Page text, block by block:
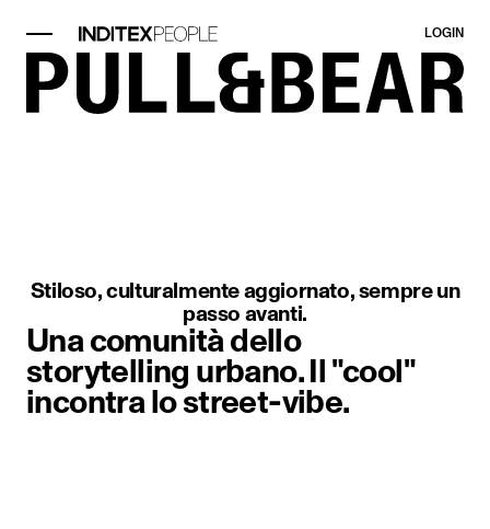
LOGIN
Stiloso, culturalmente aggiornato, sempre un
passo avanti.
Una comunità dello
storytelling urbano. Il "cool"
incontra lo street-vibe.